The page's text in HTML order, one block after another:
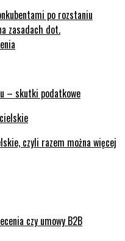
po rozstaniu
zasadach dot.
– skutki podatkowe
czyli razem można więcej
czy umowy B2B